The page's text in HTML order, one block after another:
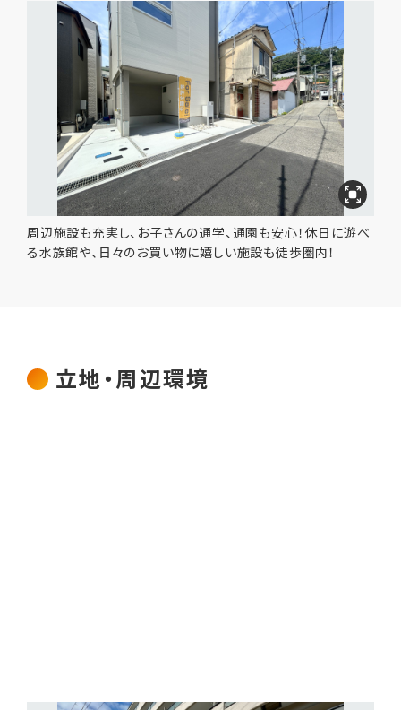
周辺施設も充実し、お子さんの通学、通園も安心！休日に遊べ
る水族館や、日々のお買い物に嬉しい施設も徒歩圏内！
立地・周辺環境